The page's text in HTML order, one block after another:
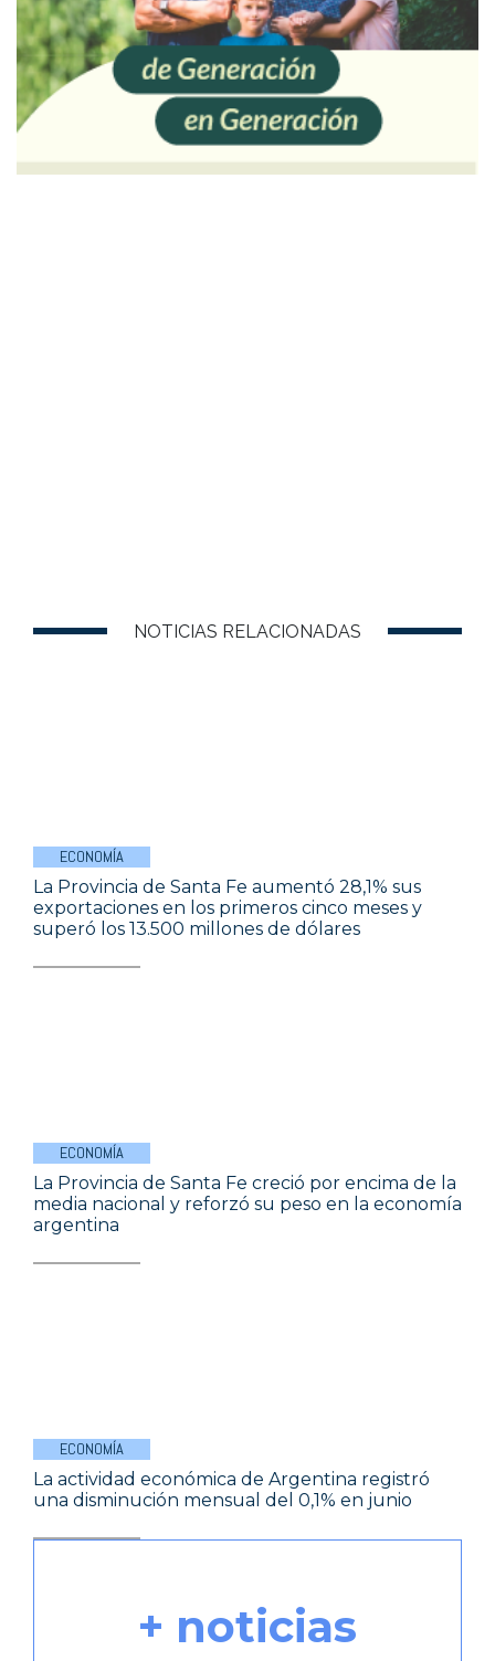
NOTICIAS RELACIONADAS
ECONOMÍA
La Provincia de Santa Fe aumentó 28,1% sus
exportaciones en los primeros cinco meses y
superó los 13.500 millones de dólares
ECONOMÍA
La Provincia de Santa Fe creció por encima de la
media nacional y reforzó su peso en la economía
argentina
ECONOMÍA
La actividad económica de Argentina registró
una disminución mensual del 0,1% en junio
+ noticias